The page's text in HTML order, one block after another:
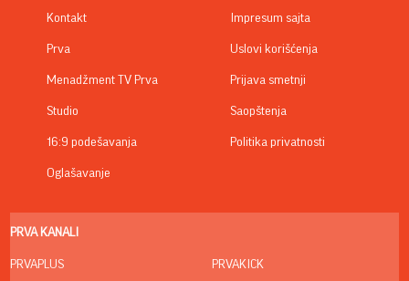
Kontakt
Prva
Menadžment TV Prva
Studio
16:9 podešavanja
Oglašavanje
Impresum sajta
Uslovi korišćenja
Prijava smetnji
Saopštenja
Politika privatnosti
PRVA KANALI
PRVAPLUS PRVAKICK